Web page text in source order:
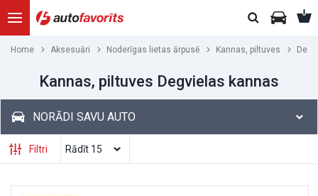
Home Aksesuāri Noderīgas lietas ārpusē Kannas, piltuves
Kannas, piltuves Degvielas kannas
NORĀDI SAVU AUTO
Filtri